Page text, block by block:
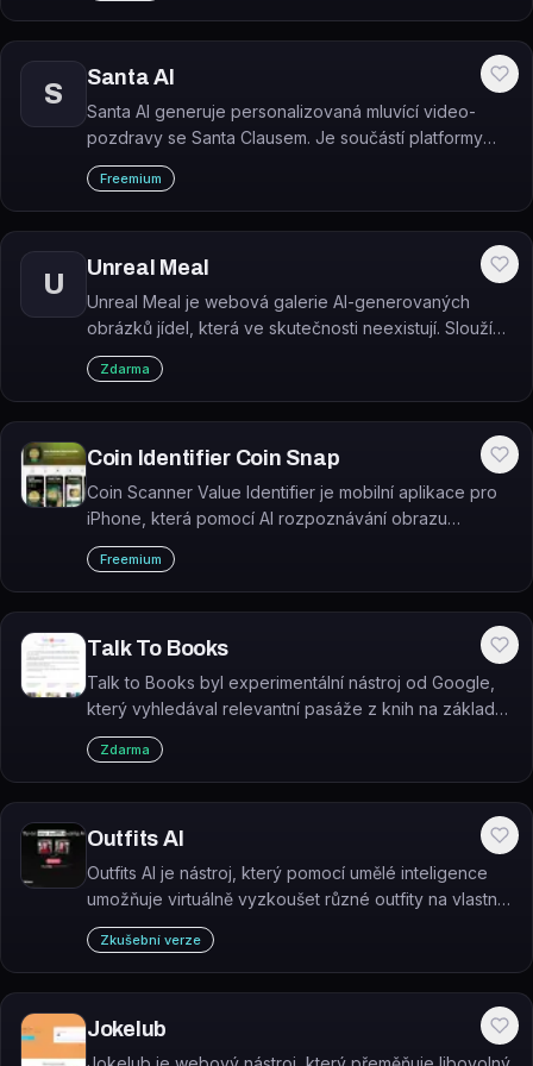
S
Santa AI
Santa AI generuje personalizovaná mluvící video-
pozdravy se Santa Clausem. Je součástí platformy
Artflow.ai pro tvorbu AI postav a animovaných videí.
Freemium
U
Unreal Meal
Unreal Meal je webová galerie AI-generovaných
obrázků jídel, která ve skutečnosti neexistují. Slouží
jako zdroj vizuální inspirace pro kuchaře, food
blogery a kreativní projekty.
Zdarma
Coin Identifier Coin Snap
Coin Scanner Value Identifier je mobilní aplikace pro
iPhone, která pomocí AI rozpoznávání obrazu
identifikuje mince z fotografie a zobrazuje jejich
numismatické specifikace, historii a cenové
informace.
Freemium
Talk To Books
Talk to Books byl experimentální nástroj od Google,
který vyhledával relevantní pasáže z knih na základě
přirozené otázky nebo výroku.
Zdarma
Outfits AI
Outfits AI je nástroj, který pomocí umělé inteligence
umožňuje virtuálně vyzkoušet různé outfity na vlastní
fotografii.
Zkušební verze
Jokelub